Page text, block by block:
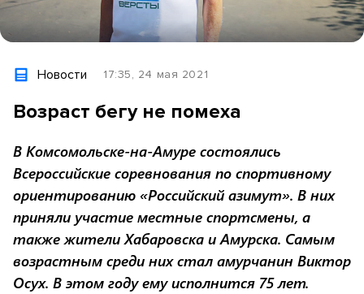
Новости 17:35, 24 мая 2021
Возраст бегу не помеха
В Комсомольске-на-Амуре состоялись
Всероссийские соревнования по спортивному
ориентированию «Российский азимут». В них
приняли участие местные спортсмены, а
также жители Хабаровска и Амурска. Самым
возрастным среди них стал амурчанин Виктор
Осух. В этом году ему исполнится 75 лет.